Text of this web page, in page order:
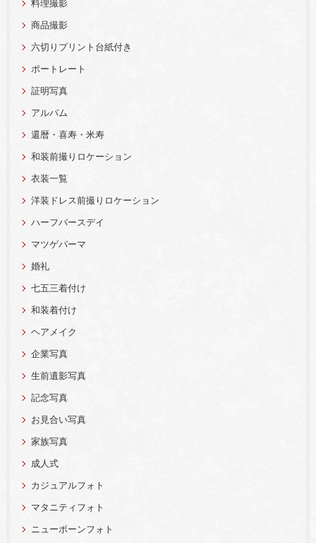
料理撮影
商品撮影
六切りプリント台紙付き
ポートレート
証明写真
アルバム
還暦・喜寿・米寿
和装前撮りロケーション
衣装一覧
洋装ドレス前撮りロケーション
ハーフバースデイ
マツゲパーマ
婚礼
七五三着付け
和装着付け
ヘアメイク
企業写真
生前遺影写真
記念写真
お見合い写真
家族写真
成人式
カジュアルフォト
マタニティフォト
ニューボーンフォト